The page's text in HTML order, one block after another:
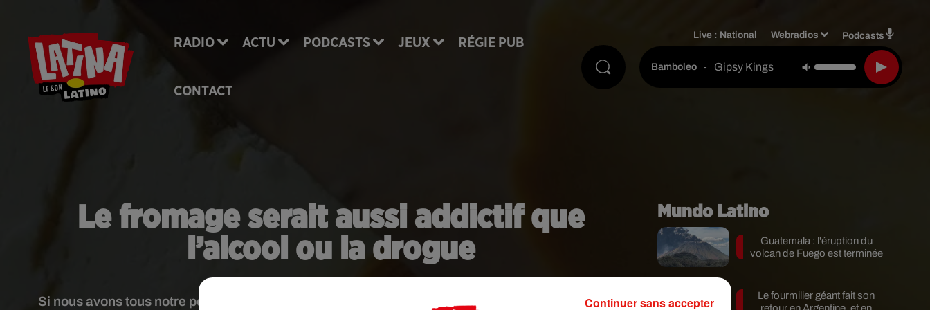
RADIO ACTU PODCASTS JEUX RÉGIE PUB
CONTACT
Live : National Webradios Podcasts
Bamboleo - Gipsy Kings
Le fromage serait aussi addictif que
l’alcool ou la drogue
Si nous avons tous notre péché mignon, certains sont néanmoins plus addictifs que d'autres. Des
Mundo Latino
Guatemala : l'éruption du
volcan de Fuego est terminée
Le fourmilier géant fait son
retour en Argentine, et en
Continuer sans accepter